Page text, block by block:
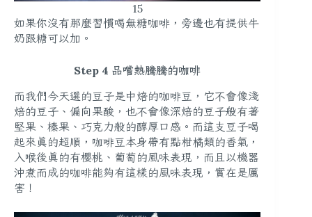
15
如果你沒有那麼習慣喝無糖咖啡，旁邊也有提供牛
奶跟糖可以加。
Step 4 品嚐熱騰騰的咖啡
而我們今天選的豆子是中焙的咖啡豆，它不會像淺
焙的豆子、偏向果酸，也不會像深焙的豆子般有著
堅果、榛果、巧克力般的醇厚口感。而這支豆子喝
起來真的超順，咖啡豆本身帶有點柑橘類的香氣，
入喉後真的有櫻桃、葡萄的風味表現，而且以機器
沖煮而成的咖啡能夠有這樣的風味表現，實在是厲
害！